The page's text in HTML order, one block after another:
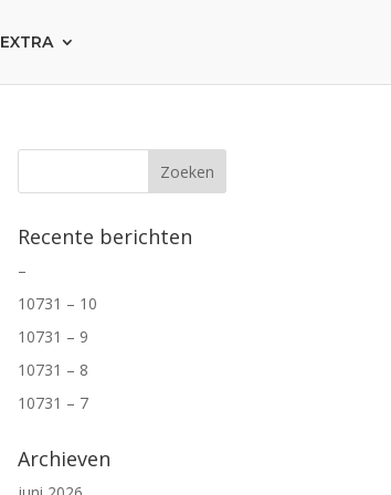
EXTRA
Recente berichten
–
10731 – 10
10731 – 9
10731 – 8
10731 – 7
Archieven